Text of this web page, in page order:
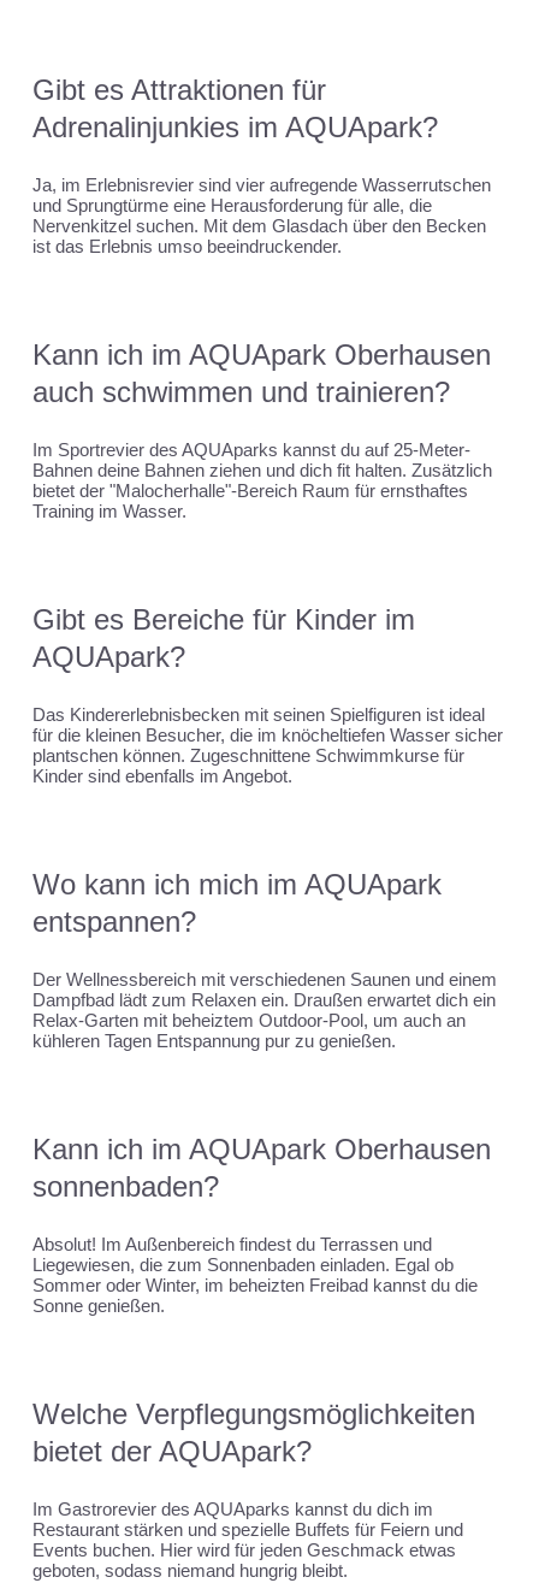
Gibt es Attraktionen für
Adrenalinjunkies im AQUApark?
Ja, im Erlebnisrevier sind vier aufregende Wasserrutschen
und Sprungtürme eine Herausforderung für alle, die
Nervenkitzel suchen. Mit dem Glasdach über den Becken
ist das Erlebnis umso beeindruckender.
Kann ich im AQUApark Oberhausen
auch schwimmen und trainieren?
Im Sportrevier des AQUAparks kannst du auf 25-Meter-
Bahnen deine Bahnen ziehen und dich fit halten. Zusätzlich
bietet der "Malocherhalle"-Bereich Raum für ernsthaftes
Training im Wasser.
Gibt es Bereiche für Kinder im
AQUApark?
Das Kindererlebnisbecken mit seinen Spielfiguren ist ideal
für die kleinen Besucher, die im knöcheltiefen Wasser sicher
plantschen können. Zugeschnittene Schwimmkurse für
Kinder sind ebenfalls im Angebot.
Wo kann ich mich im AQUApark
entspannen?
Der Wellnessbereich mit verschiedenen Saunen und einem
Dampfbad lädt zum Relaxen ein. Draußen erwartet dich ein
Relax-Garten mit beheiztem Outdoor-Pool, um auch an
kühleren Tagen Entspannung pur zu genießen.
Kann ich im AQUApark Oberhausen
sonnenbaden?
Absolut! Im Außenbereich findest du Terrassen und
Liegewiesen, die zum Sonnenbaden einladen. Egal ob
Sommer oder Winter, im beheizten Freibad kannst du die
Sonne genießen.
Welche Verpflegungsmöglichkeiten
bietet der AQUApark?
Im Gastrorevier des AQUAparks kannst du dich im
Restaurant stärken und spezielle Buffets für Feiern und
Events buchen. Hier wird für jeden Geschmack etwas
geboten, sodass niemand hungrig bleibt.